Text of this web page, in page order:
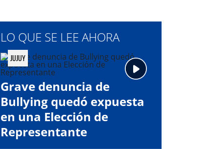
LO QUE SE LEE AHORA
JUJUY
Grave denuncia de
Bullying quedó expuesta
en una Elección de
Representante